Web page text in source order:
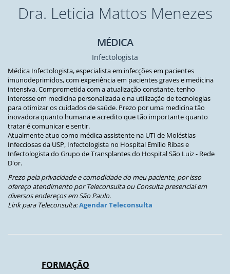
Dra. Leticia Mattos Menezes
MÉDICA
Infectologista
Médica Infectologista, especialista em infecções em pacientes
imunodeprimidos, com experiência em pacientes graves e medicina
intensiva. Comprometida com a atualização constante, tenho
interesse em medicina personalizada e na utilização de tecnologias
para otimizar os cuidados de saúde. Prezo por uma medicina tão
inovadora quanto humana e acredito que tão importante quanto
tratar é comunicar e sentir.
Atualmente atuo como médica assistente na UTI de Moléstias
Infecciosas da USP, Infectologista no Hospital Emílio Ribas e
Infectologista do Grupo de Transplantes do Hospital São Luiz - Rede
D'or.
Prezo pela privacidade e comodidade do meu paciente, por isso
ofereço atendimento por Teleconsulta ou Consulta presencial em
diversos endereços em São Paulo.
Link para Teleconsulta:Agendar Teleconsulta
FORMAÇÃO